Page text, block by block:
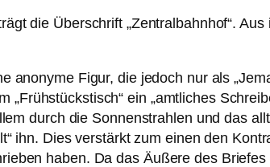
die Überschrift „Zentralbahnhof“.
anonyme Figur, die jedoch nur als
„Frühstückstisch“ ein „amtliches
durch die Sonnenstrahlen und das
ihn. Dies verstärkt zum einen den
haben. Da das Äußere des